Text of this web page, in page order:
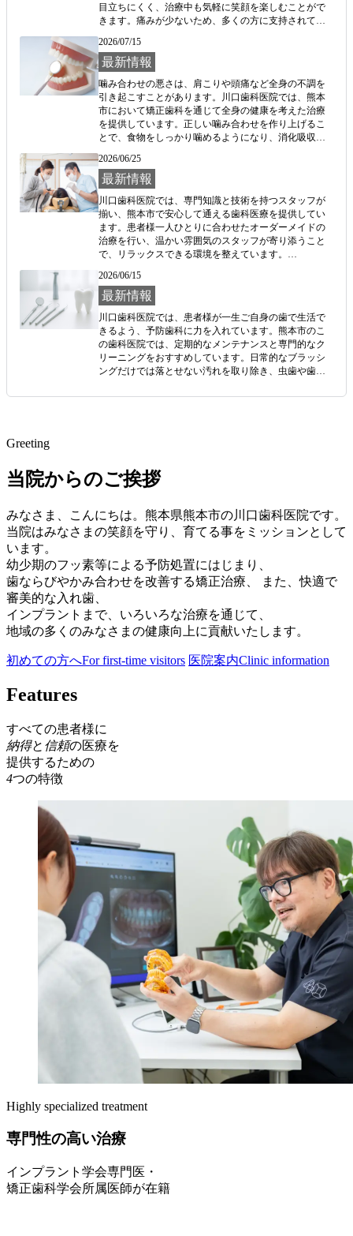
目立ちにくく、治療中も気軽に笑顔を楽しむことがで
きます。痛みが少ないため、多くの方に支持されてお
治療の目標を共有し、共に美しい歯並びを目指して無
理なく進められるよう努めております。目立たない矯
正をご希望の方には、熊本市の川口歯科医院でのご相
談をお勧めします。患者様の笑顔を大切にしていま
す。
2026/07/15
最新情報
噛み合わせの悪さは、肩こりや頭痛など全身の不調を
引き起こすことがあります。川口歯科医院では、熊本
市において矯正歯科を通じて全身の健康を考えた治療
を提供しています。正しい噛み合わせを作り上げるこ
とで、食物をしっかり噛めるようになり、消化吸収が
お子様の成長に合わせた小児矯正にも対応していま
す。歯並びや噛み合わせに関するお悩みは早めの解決
が望ましいため、何か気になることがあればお知らせ
ください。健やかな口腔環境づくりを心がけていま
す。
2026/06/25
最新情報
川口歯科医院では、専門知識と技術を持つスタッフが
揃い、熊本市で安心して通える歯科医療を提供してい
ます。患者様一人ひとりに合わせたオーダーメイドの
治療を行い、温かい雰囲気のスタッフが寄り添うこと
で、リラックスできる環境を整えています。
治療に対する不安を軽減するために、患者様のデリケ
ートなお口の悩みを親身にお伺いし、丁寧に対応しま
す。川口歯科医院は、快適な暮らしと歯の健康を大切
にし、地域の皆様に満足いただける医療に取り組んで
います。
2026/06/15
最新情報
川口歯科医院では、患者様が一生ご自身の歯で生活で
きるよう、予防歯科に力を入れています。熊本市のこ
の歯科医院では、定期的なメンテナンスと専門的なク
リーニングをおすすめしています。日常的なブラッシ
ングだけでは落とせない汚れを取り除き、虫歯や歯周
る医療サポートに取り組んでいます。
Greeting
当院からのご挨拶
みなさま、こんにちは。熊本県熊本市の川口歯科医院です。
当院はみなさまの笑顔を守り、育てる事をミッションとして
います。
幼少期のフッ素等による予防処置にはじまり、
歯ならびやかみ合わせを改善する矯正治療、 また、快適で
審美的な入れ歯、
インプラントまで、いろいろな治療を通じて、
地域の多くのみなさまの健康向上に貢献いたします。
初めての方へFor first-time visitors 医院案内Clinic information
Features
すべての患者様に
納得と 信頼の医療を
提供するための
4つの特徴
Highly specialized treatment
専門性の高い治療
インプラント学会専門医・
矯正歯科学会所属医師が在籍